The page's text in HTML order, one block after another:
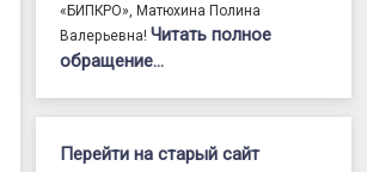
«БИПКРО», Матюхина Полина
Валерьевна!Читать полное
обращение…
Перейти на старый сайт